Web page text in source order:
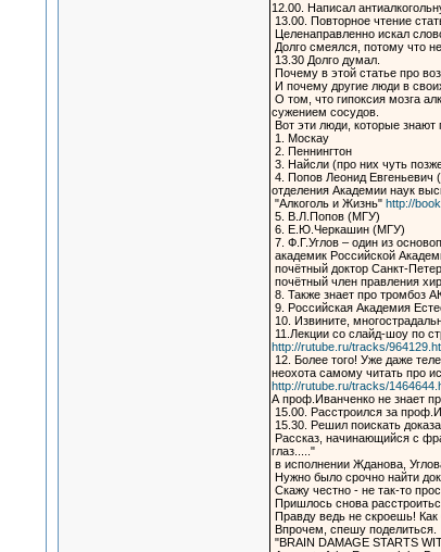
12.00. Написал
13.00. Повторное чтение
Целенаправленно искал
Долго смеялся, потому что
13.30 Долго думал.
Почему в этой статье про
И почему другие люди в
О том, что гипоксия мозга
сужением сосудов.
Вот эти люди, которые знают
1. Москау
2. Пеннингтон
3. Найсли (про них чуть
4. Попов Леонид Евгеньевич
отделения Академии наук
"Алкоголь и Жизнь" http://
5. В.Л.Попов (МГУ)
6. Е.Ю.Черкашин (МГУ)
7. Ф.Г.Углов – один из
академик Российской
почётный доктор Санкт-
почётный член правления
8. Также знает про тромбоз
9. Российская Академия
10. Извините,
11.Лекции со слайд-шоу по
http://rutube.ru/tracks/
12. Более того! Уже даже
неохота самому читать про
http://rutube.ru/tracks/
А проф.Иванченко не знает
15.00. Расстроился за
15.30. Решил поискать
Рассказ, начинающийся с
глаз....."
в исполнении Жданова,
Нужно было срочно найти
Скажу честно - не так-то
Пришлось снова
Правду ведь не скроешь! Как
Впрочем, спешу поделиться.
"BRAIN DAMAGE STARTS